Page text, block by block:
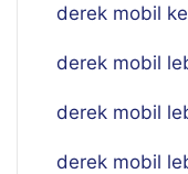
derek mobil
derek mobil
derek mobil
derek mobil